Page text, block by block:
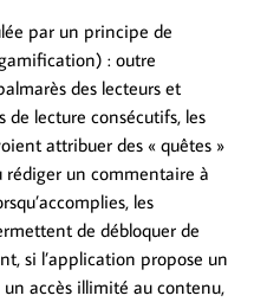
par un principe de
: outre
des lecteurs et
de lecture consécutifs, les
attribuer des « quêtes »
rédiger un commentaire à
les
de débloquer de
si l’application propose un
accès illimité au contenu,